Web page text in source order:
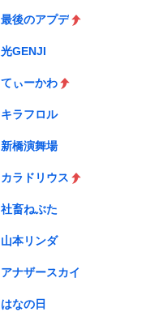
最後のアプデ
光GENJI
てぃーかわ
キラフロル
新橋演舞場
カラドリウス
社畜ねぶた
山本リンダ
アナザースカイ
はなの日